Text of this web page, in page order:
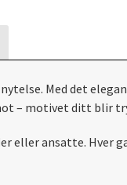
Med det
– motivet ditt blir
eller ansatte. Hver